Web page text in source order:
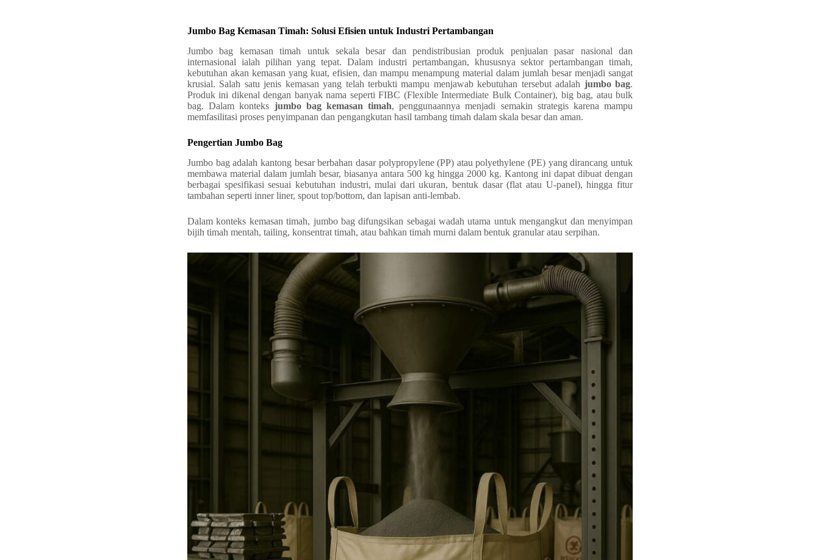
Jumbo Bag Kemasan Timah: Solusi Efisien untuk Industri Pertambangan
Jumbo bag kemasan timah untuk sekala besar dan pendistribusian produk penjualan pasar nasional dan
internasional ialah pilihan yang tepat. Dalam industri pertambangan, khususnya sektor pertambangan timah,
kebutuhan akan kemasan yang kuat, efisien, dan mampu menampung material dalam jumlah besar menjadi sangat
krusial. Salah satu jenis kemasan yang telah terbukti mampu menjawab kebutuhan tersebut adalah jumbo bag.
Produk ini dikenal dengan banyak nama seperti FIBC (Flexible Intermediate Bulk Container), big bag, atau bulk
bag. Dalam konteks jumbo bag kemasan timah, penggunaannya menjadi semakin strategis karena mampu
memfasilitasi proses penyimpanan dan pengangkutan hasil tambang timah dalam skala besar dan aman.
Pengertian Jumbo Bag
Jumbo bag adalah kantong besar berbahan dasar polypropylene (PP) atau polyethylene (PE) yang dirancang untuk
membawa material dalam jumlah besar, biasanya antara 500 kg hingga 2000 kg. Kantong ini dapat dibuat dengan
berbagai spesifikasi sesuai kebutuhan industri, mulai dari ukuran, bentuk dasar (flat atau U-panel), hingga fitur
tambahan seperti inner liner, spout top/bottom, dan lapisan anti-lembab.
Dalam konteks kemasan timah, jumbo bag difungsikan sebagai wadah utama untuk mengangkut dan menyimpan
bijih timah mentah, tailing, konsentrat timah, atau bahkan timah murni dalam bentuk granular atau serpihan.